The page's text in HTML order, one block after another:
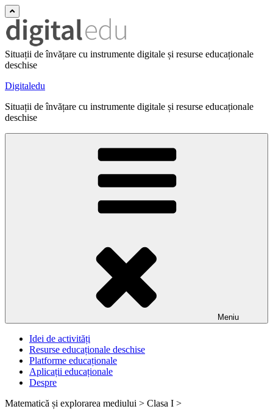
Situații de învățare cu instrumente digitale și resurse educaționale
deschise
Digitaledu
Situații de învățare cu instrumente digitale și resurse educaționale
deschise
Meniu
Idei de activități
Resurse educaționale deschise
Platforme educaționale
Aplicații educaționale
Despre
Matematică și explorarea mediului > Clasa I >